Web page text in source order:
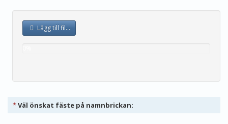
Lägg till fil...
*Väl önskat fäste på namnbrickan: